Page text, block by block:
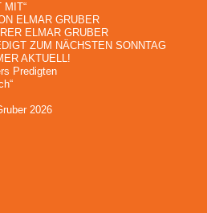
MIT“
ELMAR GRUBER
ELMAR GRUBER
ZUM NÄCHSTEN SONNTAG
AKTUELL!
Predigten
2026